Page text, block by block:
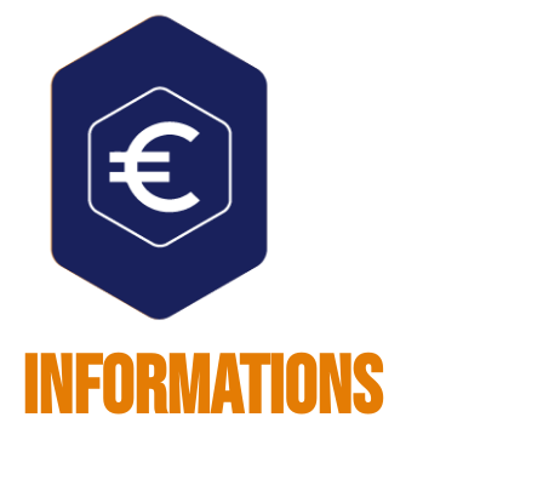
INFORMATIONS